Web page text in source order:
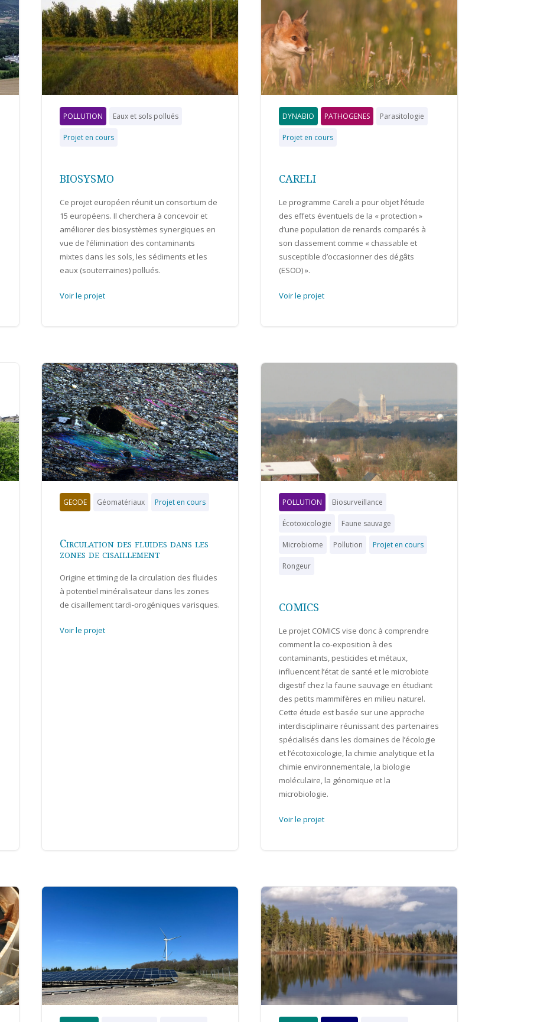
POLLUTION Eaux et sols pollués
Projet en cours
BIOSYSMO
Ce projet européen réunit un consortium de
15 européens. Il cherchera à concevoir et
améliorer des biosystèmes synergiques en
vue de l’élimination des contaminants
mixtes dans les sols, les sédiments et les
eaux (souterraines) pollués.
Voir le projet
DYNABIO PATHOGENES Parasitologie
Projet en cours
CARELI
Le programme Careli a pour objet l’étude
des effets éventuels de la « protection »
d’une population de renards comparés à
son classement comme « chassable et
susceptible d’occasionner des dégâts
(ESOD) ».
Voir le projet
GEODE Géomatériaux Projet en cours
Circulation des fluides dans les
zones de cisaillement
Origine et timing de la circulation des fluides
à potentiel minéralisateur dans les zones
de cisaillement tardi-orogéniques varisques.
Voir le projet
POLLUTION Biosurveillance
Écotoxicologie Faune sauvage
Microbiome Pollution Projet en cours
Rongeur
COMICS
Le projet COMICS vise donc à comprendre
comment la co-exposition à des
contaminants, pesticides et métaux,
influencent l’état de santé et le microbiote
digestif chez la faune sauvage en étudiant
des petits mammifères en milieu naturel.
Cette étude est basée sur une approche
interdisciplinaire réunissant des partenaires
spécialisés dans les domaines de l’écologie
et l’écotoxicologie, la chimie analytique et la
chimie environnementale, la biologie
moléculaire, la génomique et la
microbiologie.
Voir le projet